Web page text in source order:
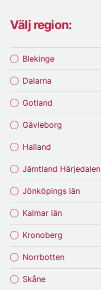
Välj region:
Blekinge
Dalarna
Gotland
Gävleborg
Halland
Jämtland Härjedalen
Jönköpings län
Kalmar län
Kronoberg
Norrbotten
Skåne